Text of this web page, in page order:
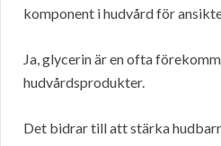
komponent i hudvård för
Ja, glycerin är en ofta
hudvårdsprodukter.
Det bidrar till att stärka